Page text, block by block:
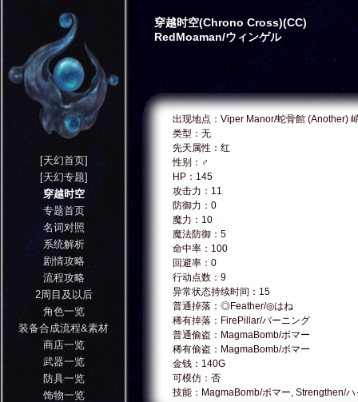
穿越时空(Chrono Cross)(CC)
RedMoaman/ウィンゲル
出现地点：Viper Manor/蛇骨館 (Another)
类型：无
先天属性：红
性别：♂
HP：145
攻击力：11
防御力：0
魔力：10
魔法防御：5
命中率：100
回避率：0
行动点数：9
异常状态持续时间：15
普通掉落：◎Feather/◎はね
稀有掉落：FirePillar/バーニング
普通偷盗：MagmaBomb/ボマー
稀有偷盗：MagmaBomb/ボマー
金钱：140G
可模仿：否
技能：MagmaBomb/ボマー, Strengthen/
[天幻首页]
[天幻专题]
穿越时空
专题首页
名词对照
系统解析
剧情攻略
流程攻略
2周目及以后
角色一览
装备合成流程&素材
商店一览
武器一览
防具一览
饰物一览